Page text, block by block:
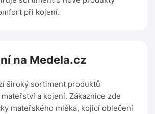
při kojení.
na Medela.cz
široký sortiment produktů
a kojení. Zákaznice zde
mateřského mléka, kojicí oblečení